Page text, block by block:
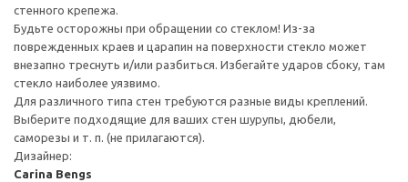
стенного крепежа.
Будьте осторожны при обращении со стеклом! Из-за
поврежденных краев и царапин на поверхности стекло может
внезапно треснуть и/или разбиться. Избегайте ударов сбоку, там
стекло наиболее уязвимо.
Для различного типа стен требуются разные виды креплений.
Выберите подходящие для ваших стен шурупы, дюбели,
саморезы и т. п. (не прилагаются).
Дизайнер:
Carina Bengs